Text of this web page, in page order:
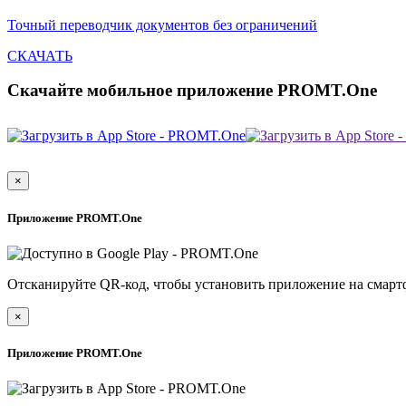
Точный переводчик документов без ограничений
СКАЧАТЬ
Скачайте мобильное приложение PROMT.One
×
Приложение PROMT.One
Отсканируйте QR-код, чтобы установить приложение на
×
Приложение PROMT.One